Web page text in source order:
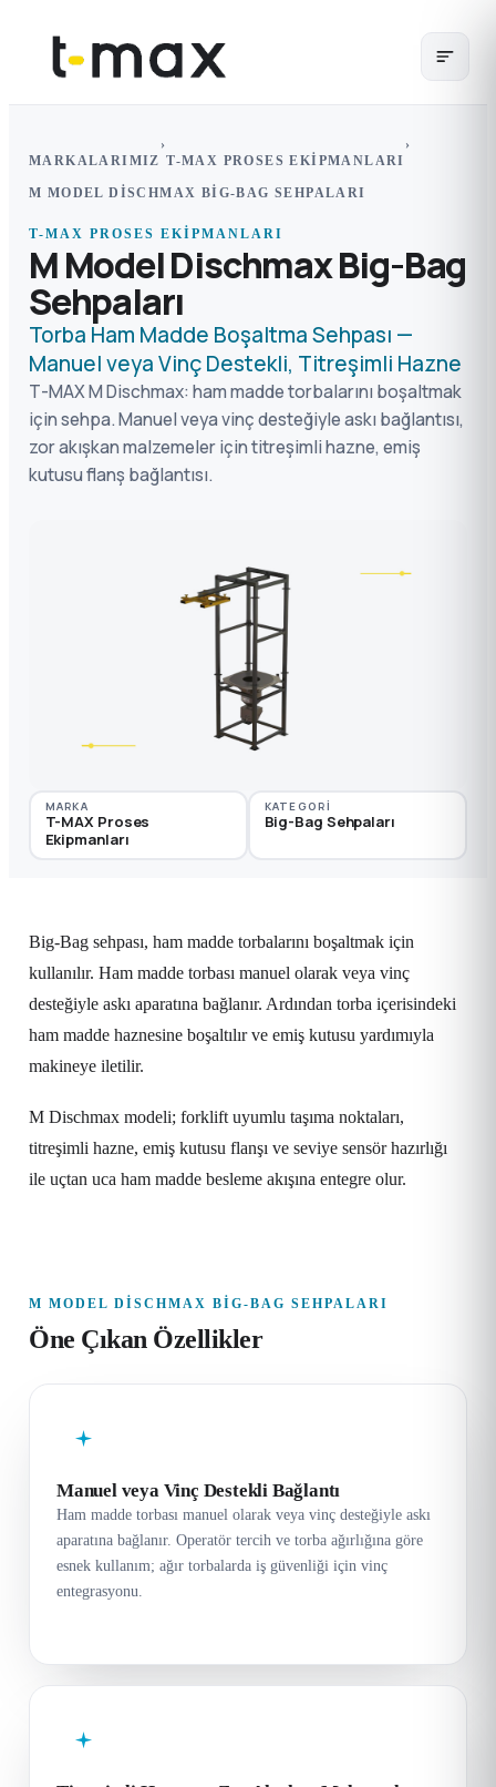
MARKALARIMIZ
›
T-MAX PROSES EKIPMANLARI
›
M MODEL DISCHMAX BIG-BAG SEHPALARI
T-MAX PROSES EKIPMANLARI
M Model Dischmax Big-Bag
Sehpaları
Torba Ham Madde Boşaltma Sehpası —
Manuel veya Vinç Destekli, Titreşimli Hazne
T-MAX M Dischmax: ham madde torbalarını boşaltmak
için sehpa. Manuel veya vinç desteğiyle askı bağlantısı,
zor akışkan malzemeler için titreşimli hazne, emiş
kutusu flanş bağlantısı.
MARKA
T-MAX Proses
Ekipmanları
KATEGORI
Big-Bag Sehpaları
Big-Bag sehpası, ham madde torbalarını boşaltmak için
kullanılır. Ham madde torbası manuel olarak veya vinç
desteğiyle askı aparatına bağlanır. Ardından torba içerisindeki
ham madde haznesine boşaltılır ve emiş kutusu yardımıyla
makineye iletilir.
M Dischmax modeli; forklift uyumlu taşıma noktaları,
titreşimli hazne, emiş kutusu flanşı ve seviye sensör hazırlığı
ile uçtan uca ham madde besleme akışına entegre olur.
M MODEL DISCHMAX BIG-BAG SEHPALARI
Öne Çıkan Özellikler
Manuel veya Vinç Destekli Bağlantı
Ham madde torbası manuel olarak veya vinç desteğiyle askı
aparatına bağlanır. Operatör tercih ve torba ağırlığına göre
esnek kullanım; ağır torbalarda iş güvenliği için vinç
entegrasyonu.